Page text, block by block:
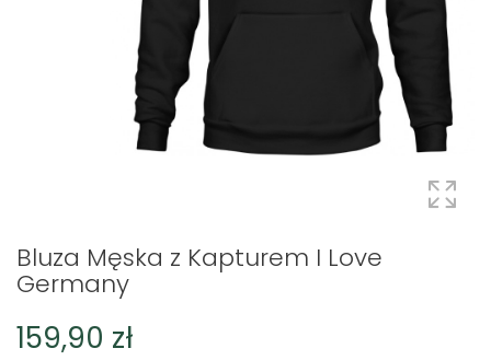
Bluza Męska z Kapturem I Love
Germany
159,90 zł